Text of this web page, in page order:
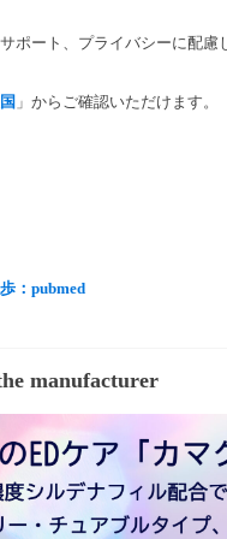
ポート、プライバシーに配
」からご確認いただけます。
：pubmed
manufacturer